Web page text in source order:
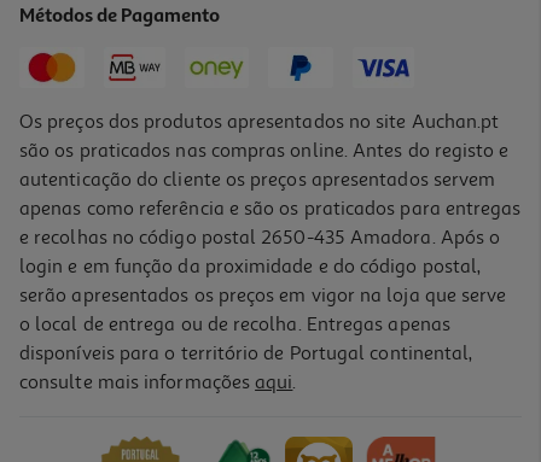
Suporte Rolo Papel Actuel Metal Ø15x65cm
Métodos de Pagamento
Os preços dos produtos apresentados no site Auchan.pt
são os praticados nas compras online. Antes do registo e
autenticação do cliente os preços apresentados servem
apenas como referência e são os praticados para entregas
e recolhas no código postal 2650-435 Amadora. Após o
login e em função da proximidade e do código postal,
serão apresentados os preços em vigor na loja que serve
o local de entrega ou de recolha. Entregas apenas
disponíveis para o território de Portugal continental,
consulte mais informações aqui.